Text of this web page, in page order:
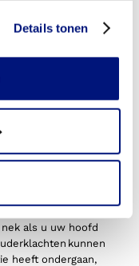
Details tonen
nek
als u uw hoofd
kunnen
heeft ondergaan,